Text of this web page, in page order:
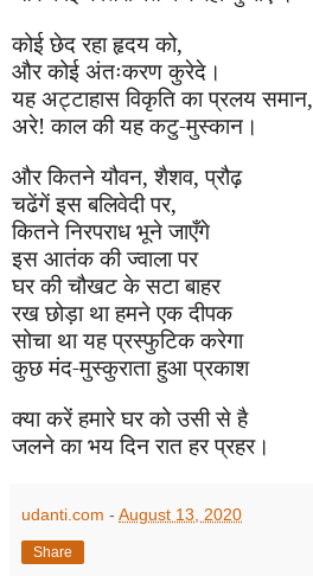
कोई छेद रहा हृदय को,
और कोई अंतःकरण कुरेदे।
यह अट्टाहास विकृति का प्रलय समान,
अरे! काल की यह कटु-मुस्कान।
और कितने यौवन,शैशव,प्रौढ़
चढेंगें इस बलिवेदी पर,
कितने निरपराध भूने जाएँगे
इस आतंक की ज्वाला पर
घर की चौखट के सटा बाहर
रख छोड़ा था हमने एक दीपक
सोचा था यह प्रस्फुटिक करेगा
कुछ मंद-मुस्कुराता हुआ प्रकाश
क्या करें हमारे घर को उसी से है
जलने का भय दिन रात हर प्रहर।
udanti.com - August 13, 2020
Share